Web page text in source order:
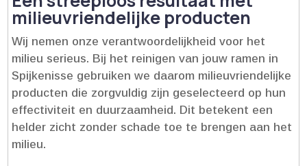
milieuvriendelijke producten
Wij nemen onze verantwoordelijkheid voor het
milieu serieus.​ Bij het reinigen van jouw ramen in
Spijkenisse gebruiken we daarom milieuvriendelijke
producten die zorgvuldig zijn geselecteerd op hun
effectiviteit en duurzaamheid.​ Dit betekent een
helder zicht zonder schade toe te brengen aan het
milieu.​